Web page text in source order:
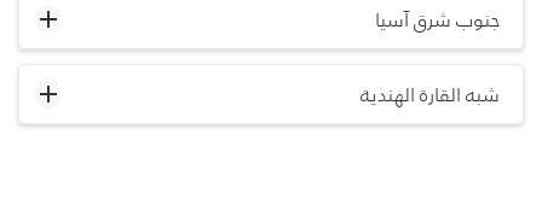
جنوب شرق آسيا
شبه القارة الهندية